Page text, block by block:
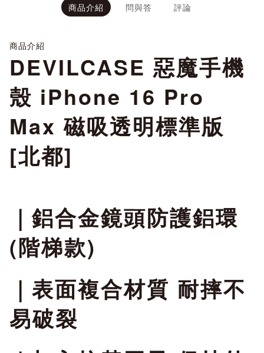
商品介紹 問與答 評論
商品介紹
DEVILCASE 惡魔手機
殼 iPhone 16 Pro
Max 磁吸透明標準版
[北都]
｜鋁合金鏡頭防護鋁環
(階梯款)
｜ 表面複合材質 耐摔不
易破裂